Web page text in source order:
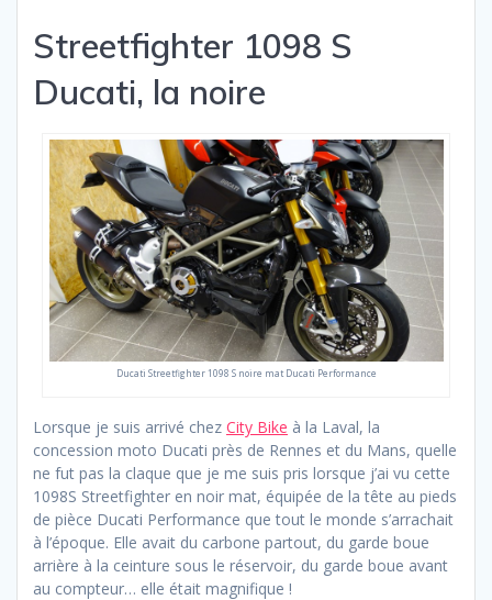
Streetfighter 1098 S
Ducati, la noire
Ducati Streetfighter 1098 S noire mat Ducati Performance
Lorsque je suis arrivé chez City Bike à la Laval, la
concession moto Ducati près de Rennes et du Mans, quelle
ne fut pas la claque que je me suis pris lorsque j’ai vu cette
1098S Streetfighter en noir mat, équipée de la tête au pieds
de pièce Ducati Performance que tout le monde s’arrachait
à l’époque. Elle avait du carbone partout, du garde boue
arrière à la ceinture sous le réservoir, du garde boue avant
au compteur… elle était magnifique !